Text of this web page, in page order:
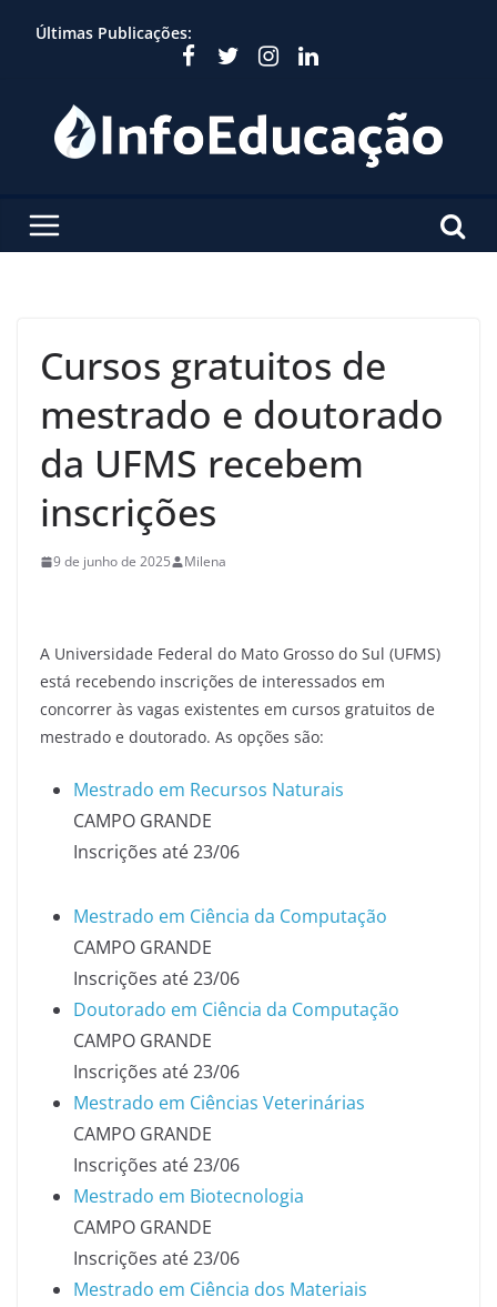
Últimas Publicações:
Cursos gratuitos de
mestrado e doutorado
da UFMS recebem
inscrições
9 de junho de 2025 Milena
A Universidade Federal do Mato Grosso do Sul (UFMS)
está recebendo inscrições de interessados em
concorrer às vagas existentes em cursos gratuitos de
mestrado e doutorado. As opções são:
Mestrado em Recursos Naturais
CAMPO GRANDE
Inscrições até 23/06
Mestrado em Ciência da Computação
CAMPO GRANDE
Inscrições até 23/06
Doutorado em Ciência da Computação
CAMPO GRANDE
Inscrições até 23/06
Mestrado em Ciências Veterinárias
CAMPO GRANDE
Inscrições até 23/06
Mestrado em Biotecnologia
CAMPO GRANDE
Inscrições até 23/06
Mestrado em Ciência dos Materiais